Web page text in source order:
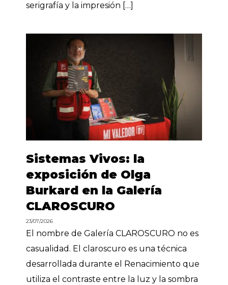
serigrafía y la impresión […]
Sistemas Vivos: la
exposición de Olga
Burkard en la Galería
CLAROSCURO
23/07/2026
El nombre de Galería CLAROSCURO no es
casualidad. El claroscuro es una técnica
desarrollada durante el Renacimiento que
utiliza el contraste entre la luz y la sombra